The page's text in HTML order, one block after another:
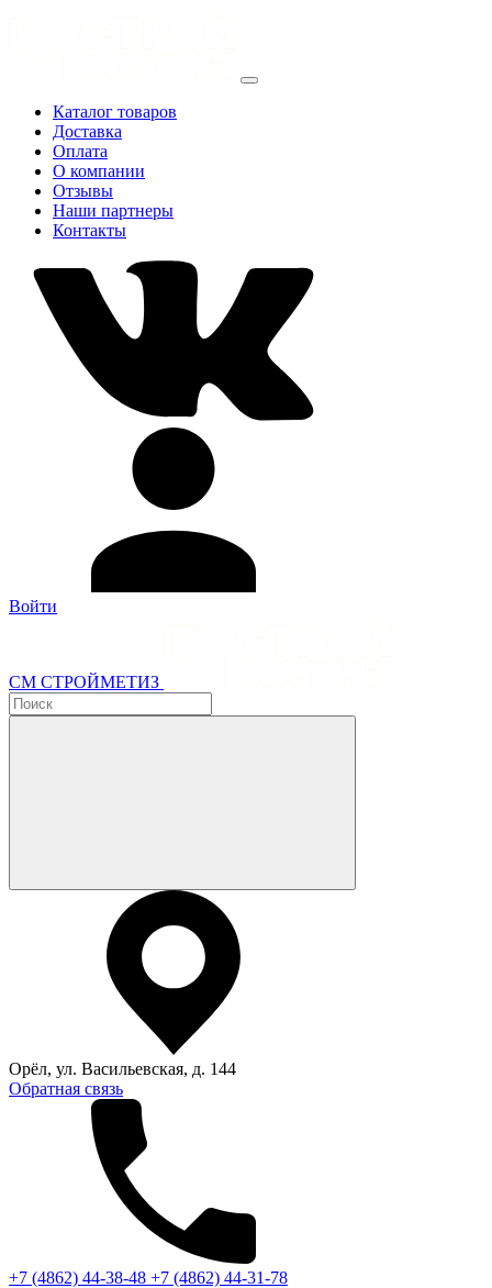
Каталог товаров
Доставка
Оплата
О компании
Отзывы
Наши партнеры
Контакты
Войти
СМ СТРОЙМЕТИЗ
Орёл, ул. Васильевская, д. 144
Обратная связь
+7 (4862) 44-38-48 +7 (4862) 44-31-78